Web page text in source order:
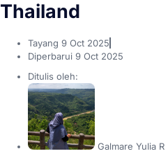
Thailand
Tayang 9 Oct 2025
Diperbarui 9 Oct 2025
Ditulis oleh:
Galmare Yulia R